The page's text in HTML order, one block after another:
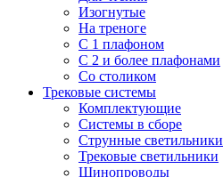
Изогнутые
На треноге
С 1 плафоном
С 2 и более плафонами
Со столиком
Трековые системы
Комплектующие
Системы в сборе
Струнные светильники
Трековые светильники
Шинопроводы